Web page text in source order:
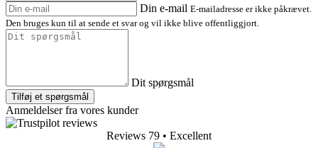
Din e-mail E-mailadresse er ikke påkrævet.
Den bruges kun til at sende et svar og vil ikke blive offentliggjort.
Dit spørgsmål
Tilføj et spørgsmål
Anmeldelser fra vores kunder
Reviews 79 • Excellent